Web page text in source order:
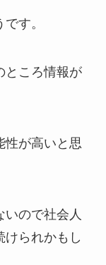
す。
ところ情報が
性が高いと思
ので社会人
けられかもし